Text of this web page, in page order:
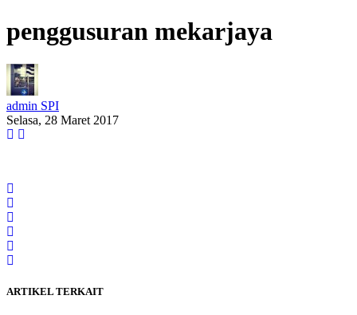
penggusuran mekarjaya
admin SPI
Selasa, 28 Maret 2017
ARTIKEL TERKAIT